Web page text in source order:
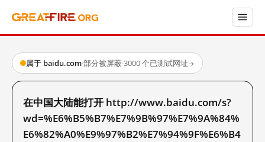
属于 baidu.com·部分被屏蔽·3000 个已测试网址→
在中国大陆能打开 http://www.baidu.com/s?
wd=%E6%B5%B7%E7%9B%97%E7%9A%84%
E6%82%A0%E9%97%B2%E7%94%9F%E6%B4